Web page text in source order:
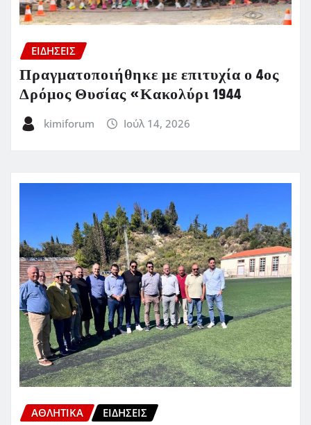
ΕΙΔΗΣΕΙΣ
Πραγματοποιήθηκε με επιτυχία ο 4ος
Δρόμος Θυσίας «Κακολύρι 1944
kimiforum Ιούλ 14, 2026
ΑΘΛΗΤΙΚΑ ΕΙΔΗΣΕΙΣ